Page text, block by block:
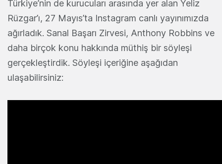
Türkiye’nin de kurucuları arasında yer alan Yeliz
Rüzgar’ı, 27 Mayıs’ta Instagram canlı yayınımızda
ağırladık. Sanal Başarı Zirvesi, Anthony Robbins ve
daha birçok konu hakkında müthiş bir söyleşi
gerçekleştirdik. Söyleşi içeriğine aşağıdan
ulaşabilirsiniz: